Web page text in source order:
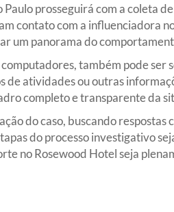
prosseguirá com a coleta
contato com a influenciadora
um panorama do
também pode
de atividades ou outras
completo e transparente da
do caso, buscando respostas
do processo investigativo
no Rosewood Hotel seja